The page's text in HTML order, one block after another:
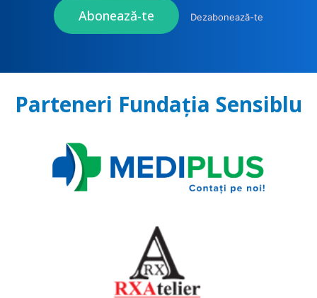
Abonează-te Dezabonează-te
Parteneri Fundația Sensiblu